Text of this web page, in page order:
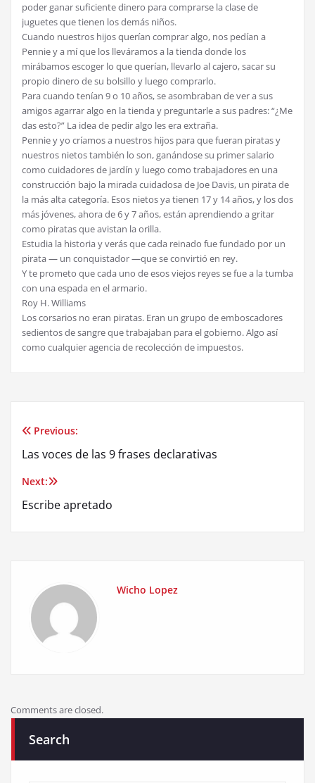
poder ganar suficiente dinero para comprarse la clase de
juguetes que tienen los demás niños.
Cuando nuestros hijos querían comprar algo, nos pedían a
Pennie y a mí que los lleváramos a la tienda donde los
mirábamos escoger lo que querían, llevarlo al cajero, sacar su
propio dinero de su bolsillo y luego comprarlo.
Para cuando tenían 9 o 10 años, se asombraban de ver a sus
amigos agarrar algo en la tienda y preguntarle a sus padres: “¿Me
das esto?” La idea de pedir algo les era extraña.
Pennie y yo críamos a nuestros hijos para que fueran piratas y
nuestros nietos también lo son, ganándose su primer salario
como cuidadores de jardín y luego como trabajadores en una
construcción bajo la mirada cuidadosa de Joe Davis, un pirata de
la más alta categoría. Esos nietos ya tienen 17 y 14 años, y los dos
más jóvenes, ahora de 6 y 7 años, están aprendiendo a gritar
como piratas que avistan la orilla.
Estudia la historia y verás que cada reinado fue fundado por un
pirata — un conquistador —que se convirtió en rey.
Y te prometo que cada uno de esos viejos reyes se fue a la tumba
con una espada en el armario.
Roy H. Williams
Los corsarios no eran piratas. Eran un grupo de emboscadores
sedientos de sangre que trabajaban para el gobierno. Algo así
como cualquier agencia de recolección de impuestos.
Post
navigation
Previous:
Las voces de las 9 frases declarativas
Next:
Escribe apretado
Wicho Lopez
Comments are closed.
Search